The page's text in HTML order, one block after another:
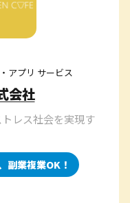
アプリ サービス
会社
レス社会を実現す
副業複業OK！